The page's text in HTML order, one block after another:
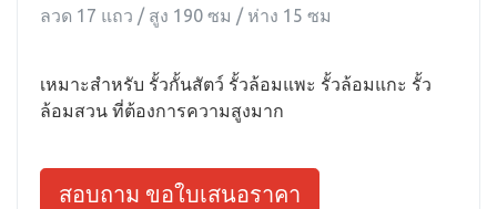
ลวด 17 แถว / สูง 190 ซม / ห่าง 15 ซม
เหมาะสำหรับ รั้วกั้นสัตว์ รั้วล้อมแพะ รั้วล้อมแกะ รั้ว
ล้อมสวน ที่ต้องการความสูงมาก
สอบถาม ขอใบเสนอราคา